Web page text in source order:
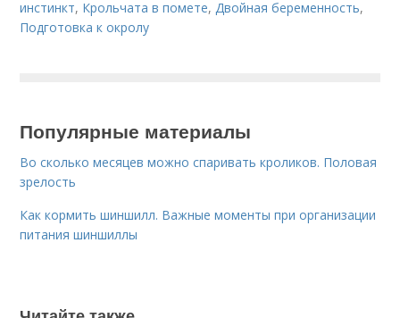
инстинкт, Крольчата в помете,Двойная беременность,
Подготовка к окролу
Популярные материалы
Во сколько месяцев можно спаривать кроликов. Половая
зрелость
Как кормить шиншилл. Важные моменты при организации
питания шиншиллы